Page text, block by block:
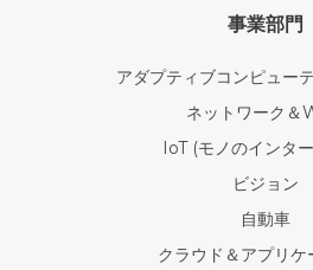
事業部門
アダプティブコンピュー
ネットワーク＆
IoT (モノのインタ
ビジョン
自動車
クラウド＆アプリケ